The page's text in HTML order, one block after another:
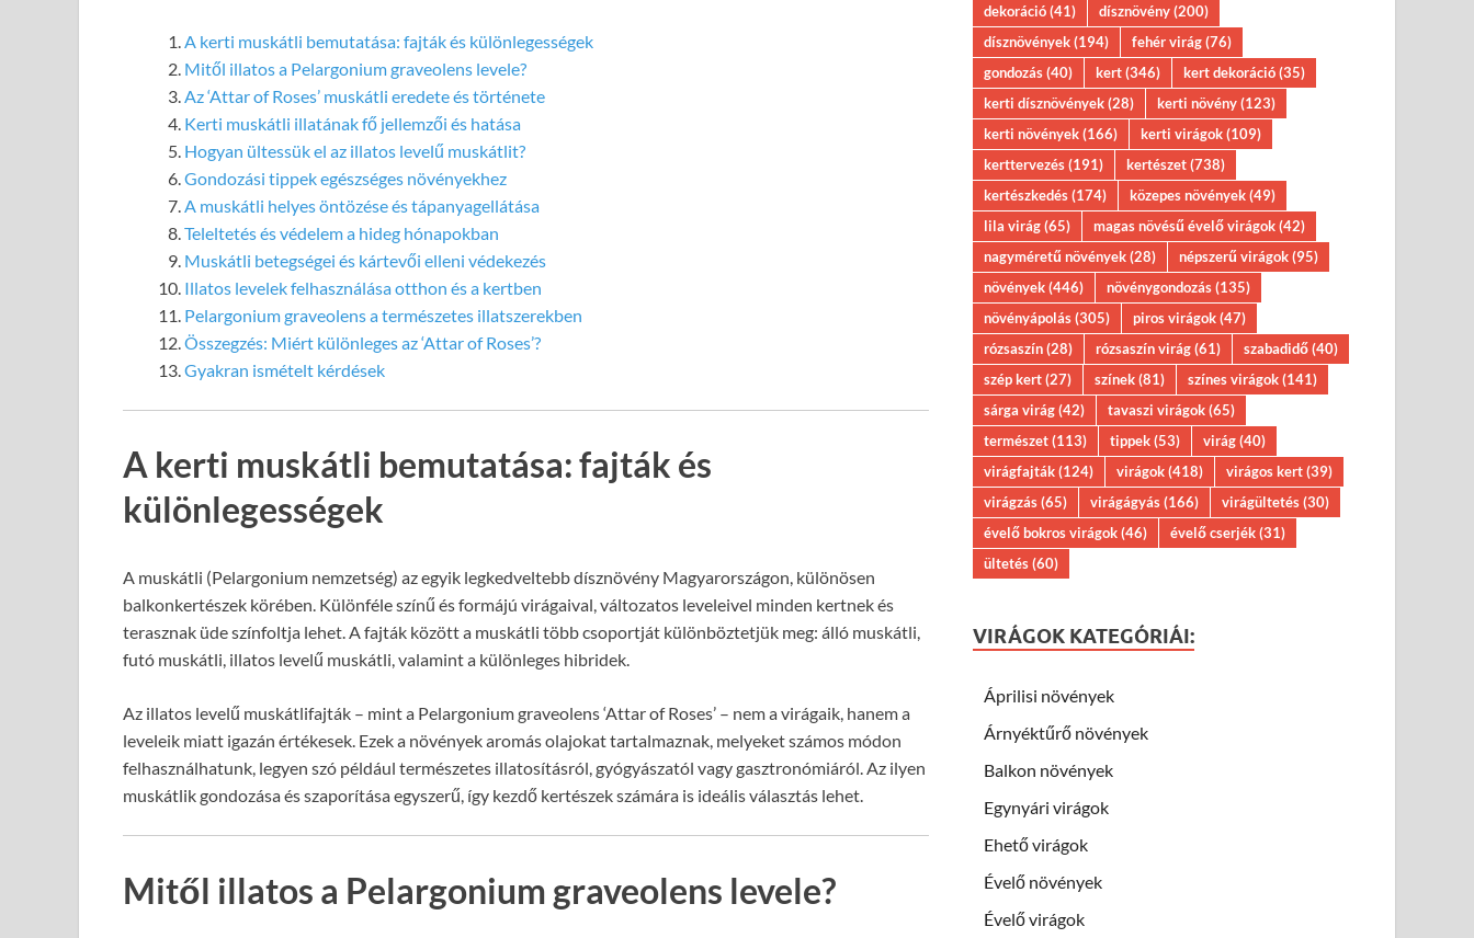
A kerti muskátli bemutatása: fajták és különlegességek
Mitől illatos a Pelargonium graveolens levele?
Az ‘Attar of Roses’ muskátli eredete és története
Kerti muskátli illatának fő jellemzői és hatása
Hogyan ültessük el az illatos levelű muskátlit?
Gondozási tippek egészséges növényekhez
A muskátli helyes öntözése és tápanyagellátása
Teleltetés és védelem a hideg hónapokban
Muskátli betegségei és kártevői elleni védekezés
Illatos levelek felhasználása otthon és a kertben
Pelargonium graveolens a természetes illatszerekben
Összegzés: Miért különleges az ‘Attar of Roses’?
Gyakran ismételt kérdések
A kerti muskátli bemutatása: fajták és
különlegességek
A muskátli (Pelargonium nemzetség) az egyik legkedveltebb dísznövény Magyarországon, különösen
balkonkertészek körében. Különféle színű és formájú virágaival, változatos leveleivel minden kertnek és
terasznak üde színfoltja lehet. A fajták között a muskátli több csoportját különböztetjük meg: álló muskátli,
futó muskátli, illatos levelű muskátli, valamint a különleges hibridek.
Az illatos levelű muskátlifajták – mint a Pelargonium graveolens ‘Attar of Roses’ – nem a virágaik, hanem a
leveleik miatt igazán értékesek. Ezek a növények aromás olajokat tartalmaznak, melyeket számos módon
felhasználhatunk, legyen szó például természetes illatosításról, gyógyászatól vagy gasztronómiáról. Az ilyen
muskátlik gondozása és szaporítása egyszerű, így kezdő kertészek számára is ideális választás lehet.
Mitől illatos a Pelargonium graveolens levele?
dekoráció(41) dísznövény(200)
dísznövények(194) fehér virág(76)
gondozás(40) kert(346) kert dekoráció(35)
kerti dísznövények(28) kerti növény(123)
kerti növények(166) kerti virágok(109)
kerttervezés(191) kertészet(738)
kertészkedés(174) közepes növények(49)
lila virág(65) magas növésű évelő virágok(42)
nagyméretű növények(28) népszerű virágok(95)
növények(446) növénygondozás(135)
növényápolás(305) piros virágok(47)
rózsaszín(28) rózsaszín virág(61) szabadidő(40)
szép kert(27) színek(81) színes virágok(141)
sárga virág(42) tavaszi virágok(65)
természet(113) tippek(53) virág(40)
virágfajták(124) virágok(418) virágos kert(39)
virágzás(65) virágágyás(166) virágültetés(30)
évelő bokros virágok(46) évelő cserjék(31)
ültetés(60)
VIRÁGOK KATEGÓRIÁI:
Áprilisi növények
Árnyéktűrő növények
Balkon növények
Egynyári virágok
Ehető virágok
Évelő növények
Évelő virágok